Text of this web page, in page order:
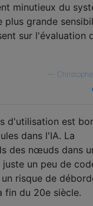
minutieux du
plus grande
sur l'évaluation
d'utilisation est
dans l'IA. La
des nœuds dans
un peu de
risque de
fin du 20e siècle.